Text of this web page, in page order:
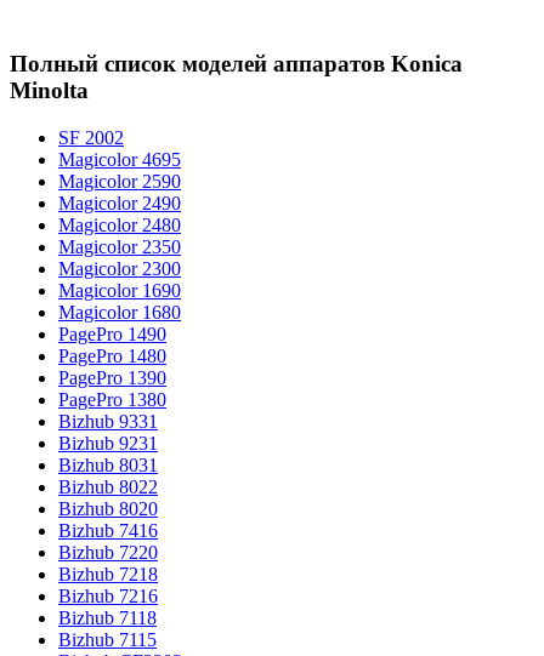
Полный список моделей аппаратов Konica
Minolta
SF 2002
Magicolor 4695
Magicolor 2590
Magicolor 2490
Magicolor 2480
Magicolor 2350
Magicolor 2300
Magicolor 1690
Magicolor 1680
PagePro 1490
PagePro 1480
PagePro 1390
PagePro 1380
Bizhub 9331
Bizhub 9231
Bizhub 8031
Bizhub 8022
Bizhub 8020
Bizhub 7416
Bizhub 7220
Bizhub 7218
Bizhub 7216
Bizhub 7118
Bizhub 7115